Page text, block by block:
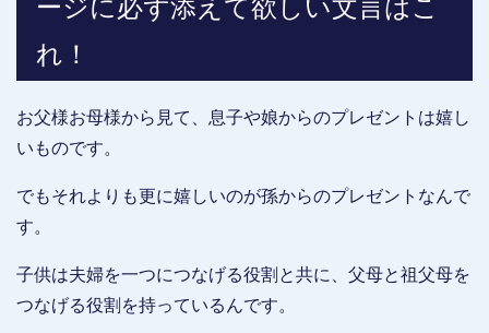
ージに必ず添えて欲しい文言はこ
れ！
お父様お母様から見て、息子や娘からのプレゼントは嬉し
いものです。
でもそれよりも更に嬉しいのが孫からのプレゼントなんで
す。
子供は夫婦を一つにつなげる役割と共に、父母と祖父母を
つなげる役割を持っているんです。